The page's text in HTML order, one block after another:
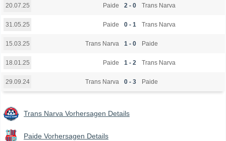
20.07.25 Paide 2 - 0 Trans Narva
31.05.25 Paide 0 - 1 Trans Narva
15.03.25 Trans Narva 1 - 0 Paide
18.01.25 Paide 1 - 2 Trans Narva
29.09.24 Trans Narva 0 - 3 Paide
Trans Narva Vorhersagen Details
Paide Vorhersagen Details